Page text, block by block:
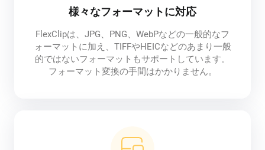
様々なフォーマットに対応
FlexClipは、JPG、PNG、WebPなどの一般的なフ
ォーマットに加え、TIFFやHEICなどのあまり一般
的ではないフォーマットもサポートしています。
フォーマット変換の手間はかかりません。